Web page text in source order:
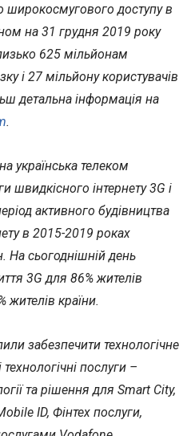
широкосмугового доступу в
на 31 грудня 2019 року
625 мільйонам
і 27 мільйону користувачів
детальна інформація на
.
українська телеком
швидкісного інтернету 3G і
активного будівництва
в 2015-2019 роках
сьогоднішній день
3G для 86% жителів
жителів країни.
забезпечити технологічне
послуги –
та рішення для Smart City,
ID, Фінтех послуги,